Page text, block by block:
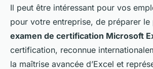
Il peut être intéressant pour vos
pour votre entreprise, de préparer le
examen de certification Microsoft
certification, reconnue
la maîtrise avancée d’Excel et